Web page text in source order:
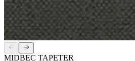
MIDBEC TAPETER